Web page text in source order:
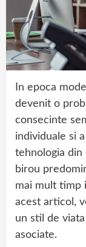
In epoca
devenit o
consecinte
individuale si
tehnologia din
birou
mai mult timp
acest articol,
un stil de
asociate.